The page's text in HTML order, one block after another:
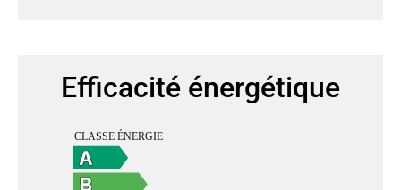
Efficacité énergétique